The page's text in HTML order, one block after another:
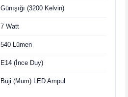
Günışığı (3200 Kelvin)
7 Watt
540 Lümen
E14 (İnce Duy)
Buji (Mum) LED Ampul